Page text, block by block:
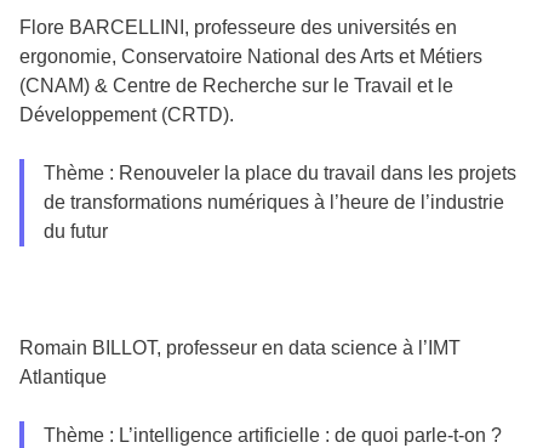
Flore BARCELLINI, professeure des universités en
ergonomie, Conservatoire National des Arts et Métiers
(CNAM) & Centre de Recherche sur le Travail et le
Développement (CRTD).
Thème : Renouveler la place du travail dans les projets
de transformations numériques à l’heure de l’industrie
du futur
Romain BILLOT, professeur en data science à l’IMT
Atlantique
Thème : L’intelligence artificielle : de quoi parle-t-on ?